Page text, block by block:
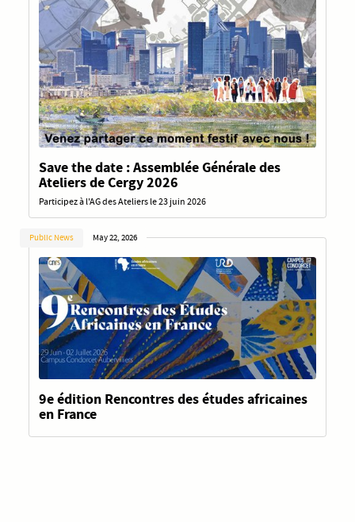
Save the date : Assemblée Générale des
Ateliers de Cergy 2026
Participez à l'AG des Ateliers le 23 juin 2026
Public News May 22, 2026
9e édition Rencontres des études africaines
en France